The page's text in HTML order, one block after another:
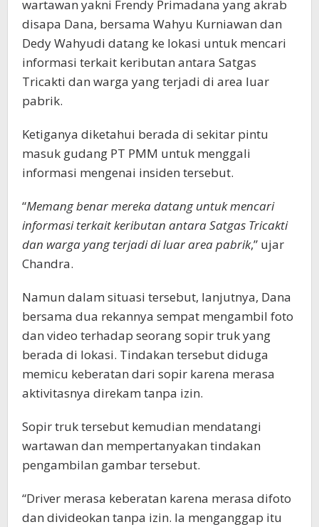
wartawan yakni Frendy Primadana yang akrab
disapa Dana, bersama Wahyu Kurniawan dan
Dedy Wahyudi datang ke lokasi untuk mencari
informasi terkait keributan antara Satgas
Tricakti dan warga yang terjadi di area luar
pabrik.
Ketiganya diketahui berada di sekitar pintu
masuk gudang PT PMM untuk menggali
informasi mengenai insiden tersebut.
“Memang benar mereka datang untuk mencari
informasi terkait keributan antara Satgas Tricakti
dan warga yang terjadi di luar area pabrik,” ujar
Chandra.
Namun dalam situasi tersebut, lanjutnya, Dana
bersama dua rekannya sempat mengambil foto
dan video terhadap seorang sopir truk yang
berada di lokasi. Tindakan tersebut diduga
memicu keberatan dari sopir karena merasa
aktivitasnya direkam tanpa izin.
Sopir truk tersebut kemudian mendatangi
wartawan dan mempertanyakan tindakan
pengambilan gambar tersebut.
“Driver merasa keberatan karena merasa difoto
dan divideokan tanpa izin. Ia menganggap itu